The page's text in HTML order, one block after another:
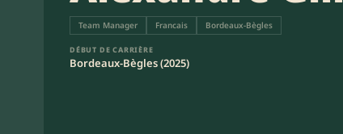
Team Manager Francais Bordeaux-Bègles
DÉBUT DE CARRIÈRE
Bordeaux-Bègles (2025)